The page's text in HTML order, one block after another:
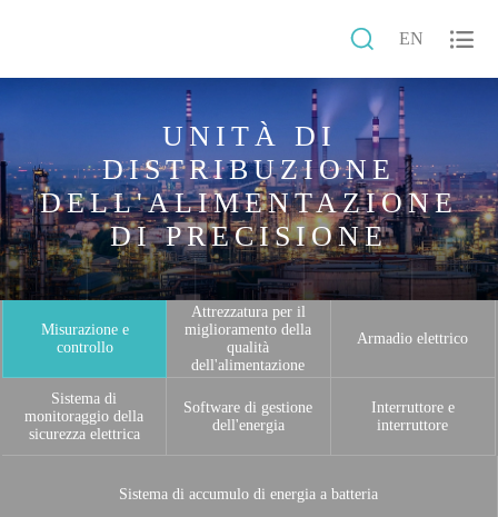
 EN 
UNITÀ DI
DISTRIBUZIONE
DELL'ALIMENTAZIONE
DI PRECISIONE
Misurazione e
controllo
Attrezzatura per il
miglioramento della
qualità
dell'alimentazione
Armadio elettrico
Sistema di
monitoraggio della
sicurezza elettrica
Software di gestione
dell'energia
Interruttore e
interruttore
Sistema di accumulo di energia a batteria